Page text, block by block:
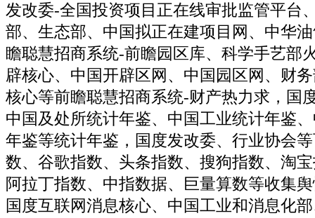
发改委-全国投资项目正在线审批监管平台
部、生态部、中国拟正在建项目网、中华
瞻聪慧招商系统-前瞻园区库、科学手艺部
辟核心、中国开辟区网、中国园区网、财
核心等前瞻聪慧招商系统-财产热力求，国
中国及处所统计年鉴、中国工业统计年鉴
年鉴等统计年鉴，国度发改委、行业协会
数、谷歌指数、头条指数、搜狗指数、淘
阿拉丁指数、中指数据、巨量算数等收集
国度互联网消息核心、中国工业和消息化